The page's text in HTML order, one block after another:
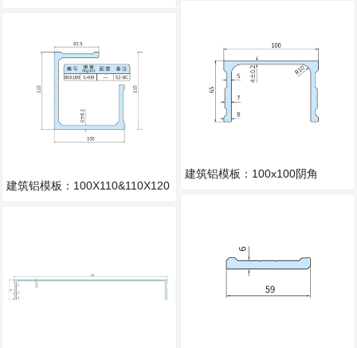
建筑铝模板：100X110&110X120
建筑铝模板：100x100阴角